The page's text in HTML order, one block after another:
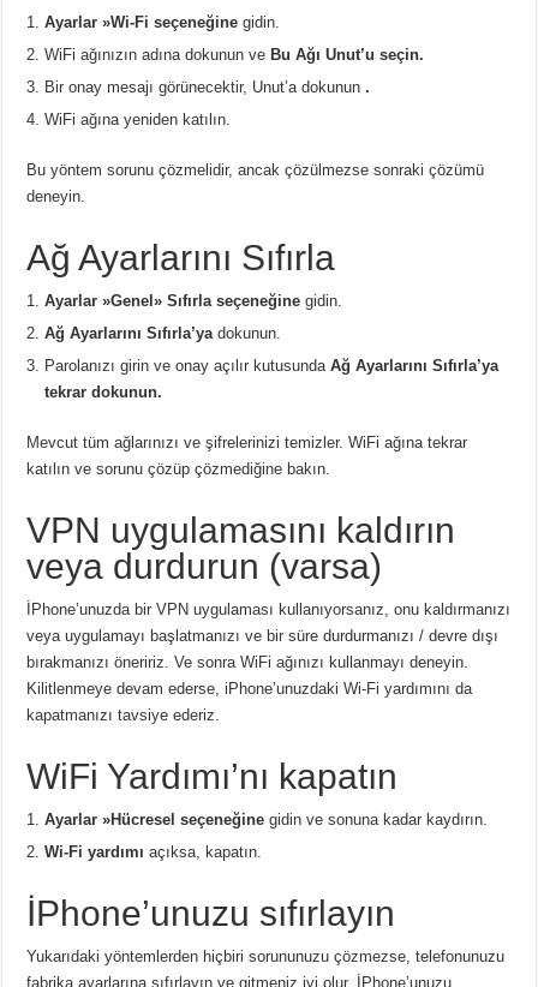
Ayarlar »Wi-Fi seçeneğine gidin.
WiFi ağınızın adına dokunun veBu Ağı Unut’u seçin.
Bir onay mesajı görünecektir, Unut’a dokunun.
WiFi ağına yeniden katılın.
Bu yöntem sorunu çözmelidir, ancak çözülmezse sonraki çözümü
deneyin.
Ağ Ayarlarını Sıfırla
Ayarlar »Genel» Sıfırla seçeneğine gidin.
Ağ Ayarlarını Sıfırla’ya dokunun.
Parolanızı girin ve onay açılır kutusundaAğ Ayarlarını Sıfırla’ya
tekrar dokunun.
Mevcut tüm ağlarınızı ve şifrelerinizi temizler. WiFi ağına tekrar
katılın ve sorunu çözüp çözmediğine bakın.
VPN uygulamasını kaldırın
veya durdurun (varsa)
İPhone’unuzda bir VPN uygulaması kullanıyorsanız, onu kaldırmanızı
veya uygulamayı başlatmanızı ve bir süre durdurmanızı / devre dışı
bırakmanızı öneririz. Ve sonra WiFi ağınızı kullanmayı deneyin.
Kilitlenmeye devam ederse, iPhone’unuzdaki Wi-Fi yardımını da
kapatmanızı tavsiye ederiz.
WiFi Yardımı’nı kapatın
Ayarlar »Hücresel seçeneğine gidin ve sonuna kadar kaydırın.
Wi-Fi yardımı açıksa, kapatın.
İPhone’unuzu sıfırlayın
Yukarıdaki yöntemlerden hiçbiri sorununuzu çözmezse, telefonunuzu
fabrika ayarlarına sıfırlayın ve gitmeniz iyi olur. İPhone’unuzu